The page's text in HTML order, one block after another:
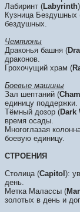
Лабиринт ( Labyrinth
Кузница Бездушных
бездушных.
Чемпионы
Драконья башня (
драконов.
Грохочущий храм (
Боевые машины
Зал шептаний (
единицу поддержки.
Тёмный дозор (Dark
время осады.
Многоглазая
боевую единицу.
СТРОЕНИЯ
Столица (Capitol ):
день.
Метка Малассы (
золотых в день и